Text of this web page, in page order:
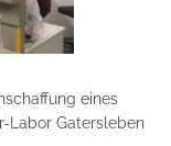
eines
Labor Gatersleben